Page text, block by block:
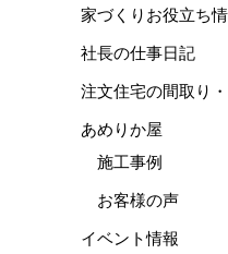
家づくりお役立ち
社長の仕事日記
注文住宅の間取り
あめりか屋
施工事例
お客様の声
イベント情報